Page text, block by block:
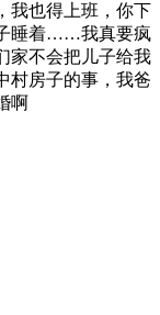
也得上班，你下
睡着……我真要疯
不会把儿子给我
村房子的事，我爸
啊